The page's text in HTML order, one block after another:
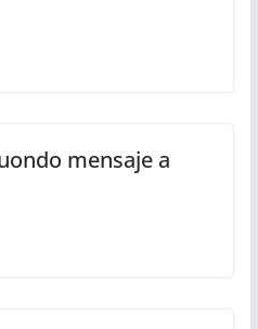
mensaje a